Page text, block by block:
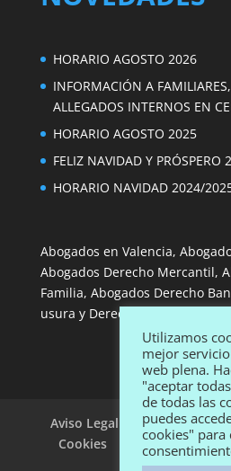
HORARIO AGOSTO 2026
INFORMACIÓN A
ALLEGADOS INTERNOS EN
HORARIO AGOSTO 2025
FELIZ NAVIDAD Y PRÓSPERO
HORARIO NAVIDAD 2024/
Abogados en Valencia,
Abogados Derecho Mercantil,
Familia, Abogados Derecho
usura y Derecho de Consumo.
Aviso Legal
Política de
Cookies
NO USURA
Abogados de
Utilizamos
mejor
web plena.
"aceptar
de todas las
puedes
cookies"